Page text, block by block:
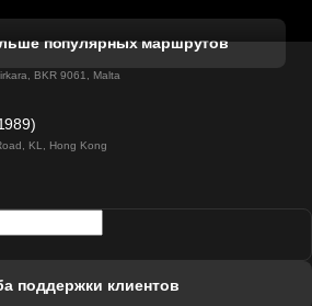
Лиссабон - Лагос
Лиссабон - Мадрид
популярных маршрутов
BKR 9061, Malta
KL, Hong Kong
поддержки клиентов